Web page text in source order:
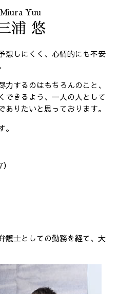
Yuu
浦 悠
想しにくく、心情的にも不安
するのはもちろんのこと、
できるよう、一人の人として
りたいと思っております。
護士としての勤務を経て、大